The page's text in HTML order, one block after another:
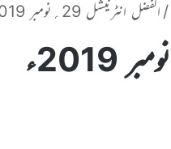
/ الفضل انٹرنیشنل 29؍نومبر 2019ء